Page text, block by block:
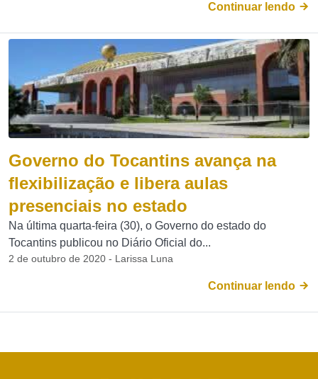
Continuar lendo
Governo do Tocantins avança na
flexibilização e libera aulas
presenciais no estado
Na última quarta-feira (30), o Governo do estado do
Tocantins publicou no Diário Oficial do...
2 de outubro de 2020 - Larissa Luna
Continuar lendo